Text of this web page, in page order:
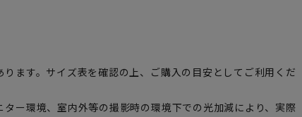
ます。サイズ表を確認の上、ご購入の目安としてご利用くだ
ー環境、室内外等の撮影時の環境下での光加減により、実際